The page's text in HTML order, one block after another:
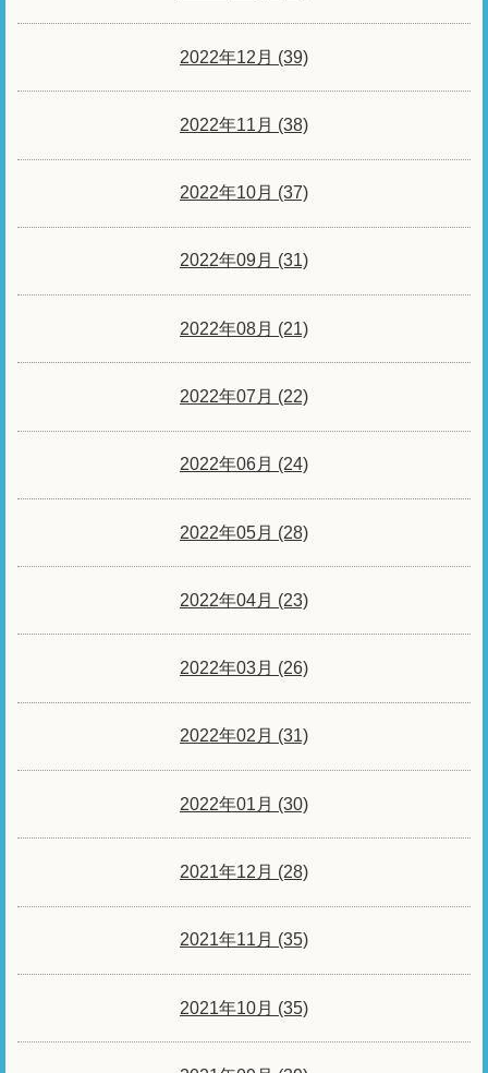
2022年12月 (39)
2022年11月 (38)
2022年10月 (37)
2022年09月 (31)
2022年08月 (21)
2022年07月 (22)
2022年06月 (24)
2022年05月 (28)
2022年04月 (23)
2022年03月 (26)
2022年02月 (31)
2022年01月 (30)
2021年12月 (28)
2021年11月 (35)
2021年10月 (35)